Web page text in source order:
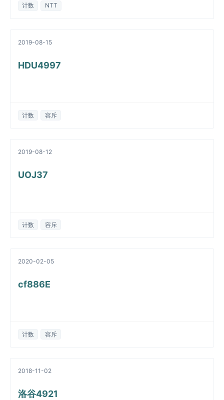
计数 NTT
2019-08-15
HDU4997
计数 容斥
2019-08-12
UOJ37
计数 容斥
2020-02-05
cf886E
计数 容斥
2018-11-02
洛谷4921